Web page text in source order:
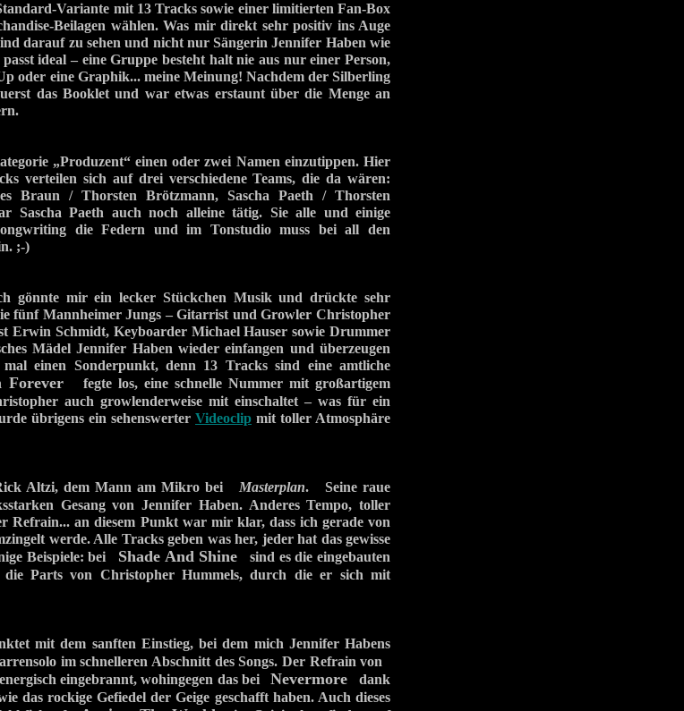
Variante mit 13 Tracks sowie einer limitierten Fan-Box
Beilagen wählen. Was mir direkt sehr positiv ins Auge
darauf zu sehen und nicht nur Sängerin Jennifer Haben wie
ideal – eine Gruppe besteht halt nie aus nur einer Person,
oder eine Graphik... meine Meinung! Nachdem der Silberling
das Booklet und war etwas erstaunt über die Menge an
„Produzent“ einen oder zwei Namen einzutippen. Hier
verteilen sich auf drei verschiedene Teams, die da wären:
Braun / Thorsten Brötzmann, Sascha Paeth / Thorsten
Sascha Paeth auch noch alleine tätig. Sie alle und einige
die Federn und im Tonstudio muss bei all den
;-)
gönnte mir ein lecker Stückchen Musik und drückte sehr
fünf Mannheimer Jungs – Gitarrist und Growler Christopher
Erwin Schmidt, Keyboarder Michael Hauser sowie Drummer
Mädel Jennifer Haben wieder einfangen und überzeugen
einen Sonderpunkt, denn 13 Tracks sind eine amtliche
Forever fegte los, eine schnelle Nummer mit großartigem
auch growlenderweise mit einschaltet – was für ein
übrigens ein sehenswerter Videoclip mit toller Atmosphäre
Altzi, dem Mann am Mikro bei Masterplan. Seine raue
Gesang von Jennifer Haben. Anderes Tempo, toller
Refrain... an diesem Punkt war mir klar, dass ich gerade von
werde. Alle Tracks geben was her, jeder hat das gewisse
Beispiele: bei Shade And Shine sind es die eingebauten
die Parts von Christopher Hummels, durch die er sich mit
mit dem sanften Einstieg, bei dem mich Jennifer Habens
im schnelleren Abschnitt des Songs. Der Refrain von
eingebrannt, wohingegen das beiNevermore dank
das rockige Gefiedel der Geige geschafft haben. Auch dieses